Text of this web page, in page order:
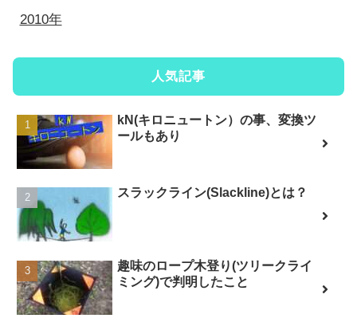
2010年
人気記事
kN(キロニュートン）の事、変換ツ
ールもあり
スラックライン(Slackline)とは？
趣味のロープ木登り(ツリークライ
ミング)で判明したこと